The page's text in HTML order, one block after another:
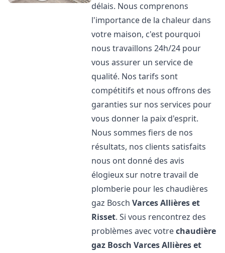
délais. Nous comprenons
l'importance de la chaleur dans
votre maison, c'est pourquoi
nous travaillons 24h/24 pour
vous assurer un service de
qualité. Nos tarifs sont
compétitifs et nous offrons des
garanties sur nos services pour
vous donner la paix d'esprit.
Nous sommes fiers de nos
résultats, nos clients satisfaits
nous ont donné des avis
élogieux sur notre travail de
plomberie pour les chaudières
gaz BoschVarces Allières et
Risset. Si vous rencontrez des
problèmes avec votrechaudière
gaz Bosch Varces Allières et